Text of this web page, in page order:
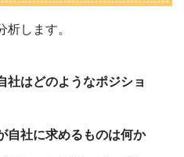
します。
社はどのようなポジショ
自社に求めるものは何か